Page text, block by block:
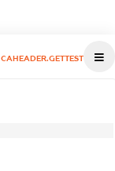
CAHEADER.GETTEST